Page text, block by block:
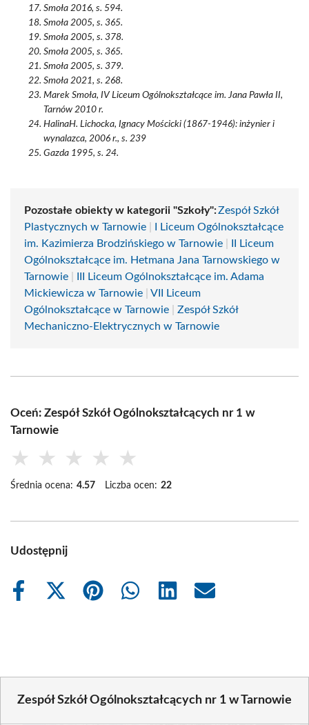
Smoła 2016, s. 594.
Smoła 2005, s. 365.
Smoła 2005, s. 378.
Smoła 2005, s. 365.
Smoła 2005, s. 379.
Smoła 2021, s. 268.
Marek Smoła, IV Liceum Ogólnokształcące im. Jana Pawła II,
Tarnów 2010 r.
HalinaH. Lichocka, Ignacy Mościcki (1867-1946): inżynier i
wynalazca, 2006 r., s. 239
Gazda 1995, s. 24.
Pozostałe obiekty w kategorii "Szkoły":Zespół Szkół
Plastycznych w Tarnowie
I Liceum Ogólnokształcące
im. Kazimierza Brodzińskiego w Tarnowie
II Liceum
Ogólnokształcące im. Hetmana Jana Tarnowskiego w
Tarnowie
III Liceum Ogólnokształcące im. Adama
Mickiewicza w Tarnowie
VII Liceum
Ogólnokształcące w Tarnowie
Zespół Szkół
Mechaniczno-Elektrycznych w Tarnowie
Oceń: Zespół Szkół Ogólnokształcących nr 1 w
Tarnowie
★ ★ ★ ★ ★
Średnia ocena: 4.57 Liczba ocen: 22
Udostępnij
Share
Share
Share
Share
Share
Share
Zespół Szkół Ogólnokształcących nr 1 w Tarnowie